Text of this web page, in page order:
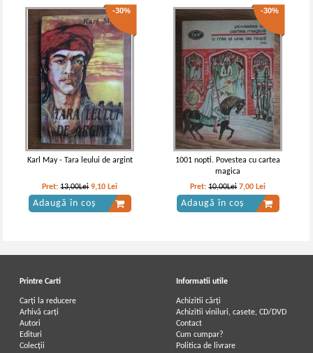
-30%
Karl May - Tara leului de argint
Pret:13,00Lei 9,10 Lei
Adaugă în coș
-30%
1001 nopti. Povestea cu cartea
magica
Pret:10,00Lei 7,00 Lei
Adaugă în coș
Printre Carti
Carți la reducere
Arhivă carți
Autori
Edituri
Colecții
Informatii utile
Achizitii cărți
Achizitii viniluri, casete, CD/DVD
Contact
Cum cumpar?
Politica de livrare